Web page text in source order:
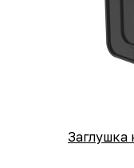
Заглушка